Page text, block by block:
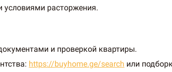
условиями расторжения.
и проверкой квартиры.
https://buyhome.ge/search или